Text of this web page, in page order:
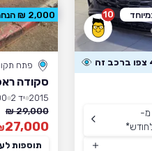
10
מ-
*
פתח
סקודה
2015 יד 2
29,000 ₪
27,000
תוספות
2,000 ₪ הנחה